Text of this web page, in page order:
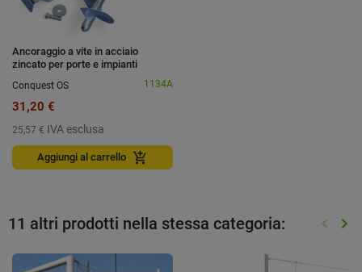
Ancoraggio a vite in acciaio
zincato per porte e impianti
Conquest OS 1134A
31,20 €
25,57 € IVA esclusa
Aggiungi al carrello add_shopping_cart
11 altri prodotti nella stessa categoria: keyboard_arrow_left keyboard_arrow_right